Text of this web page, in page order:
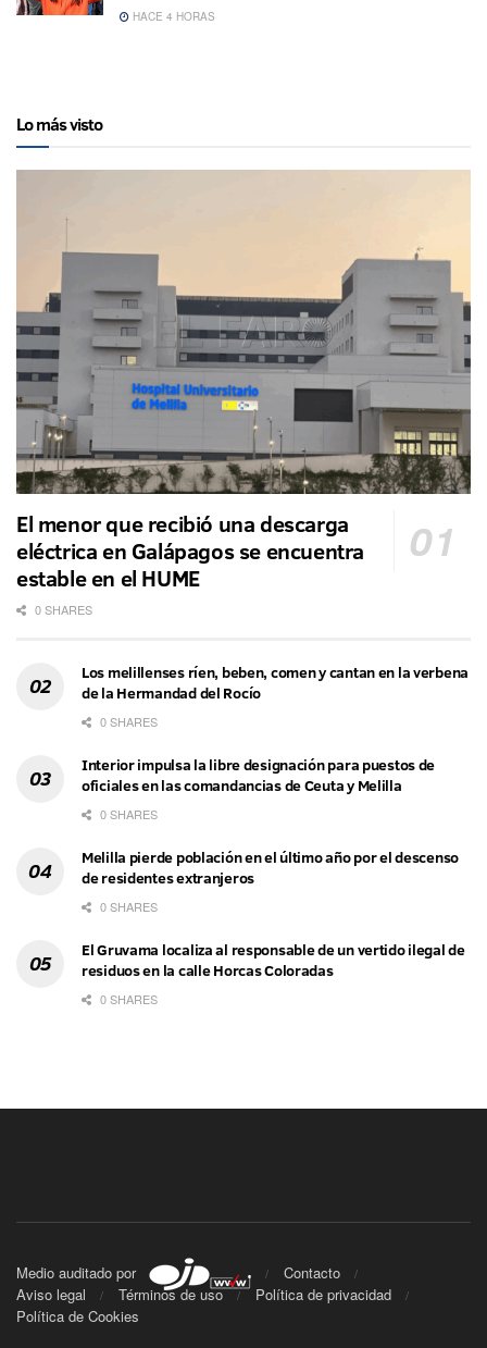
HACE 4 HORAS
Lo más visto
El menor que recibió una descarga
eléctrica en Galápagos se encuentra
estable en el HUME
0 SHARES
Los melillenses ríen, beben, comen y cantan en la verbena
de la Hermandad del Rocío
0 SHARES
Interior impulsa la libre designación para puestos de
oficiales en las comandancias de Ceuta y Melilla
0 SHARES
Melilla pierde población en el último año por el descenso
de residentes extranjeros
0 SHARES
El Gruvama localiza al responsable de un vertido ilegal de
residuos en la calle Horcas Coloradas
0 SHARES
Medio auditado por
Contacto
Aviso legal
Términos de uso
Política de privacidad
Política de Cookies